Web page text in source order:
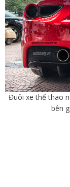
Đuôi xe thể thao
bên